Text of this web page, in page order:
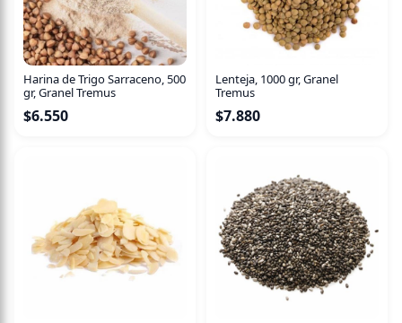
Especificaciones del Producto
Modo de uso
Echar la cantidad recomendada de té en el infusor, tapar.
En una taza poner agua a la temperatura indicada y
esperar el tiempo recomendado. Retirar el infusor y
Harina de Trigo Sarraceno, 500
gr, Granel Tremus
$6.550
Lenteja, 1000 gr, Granel
Tremus
$7.880